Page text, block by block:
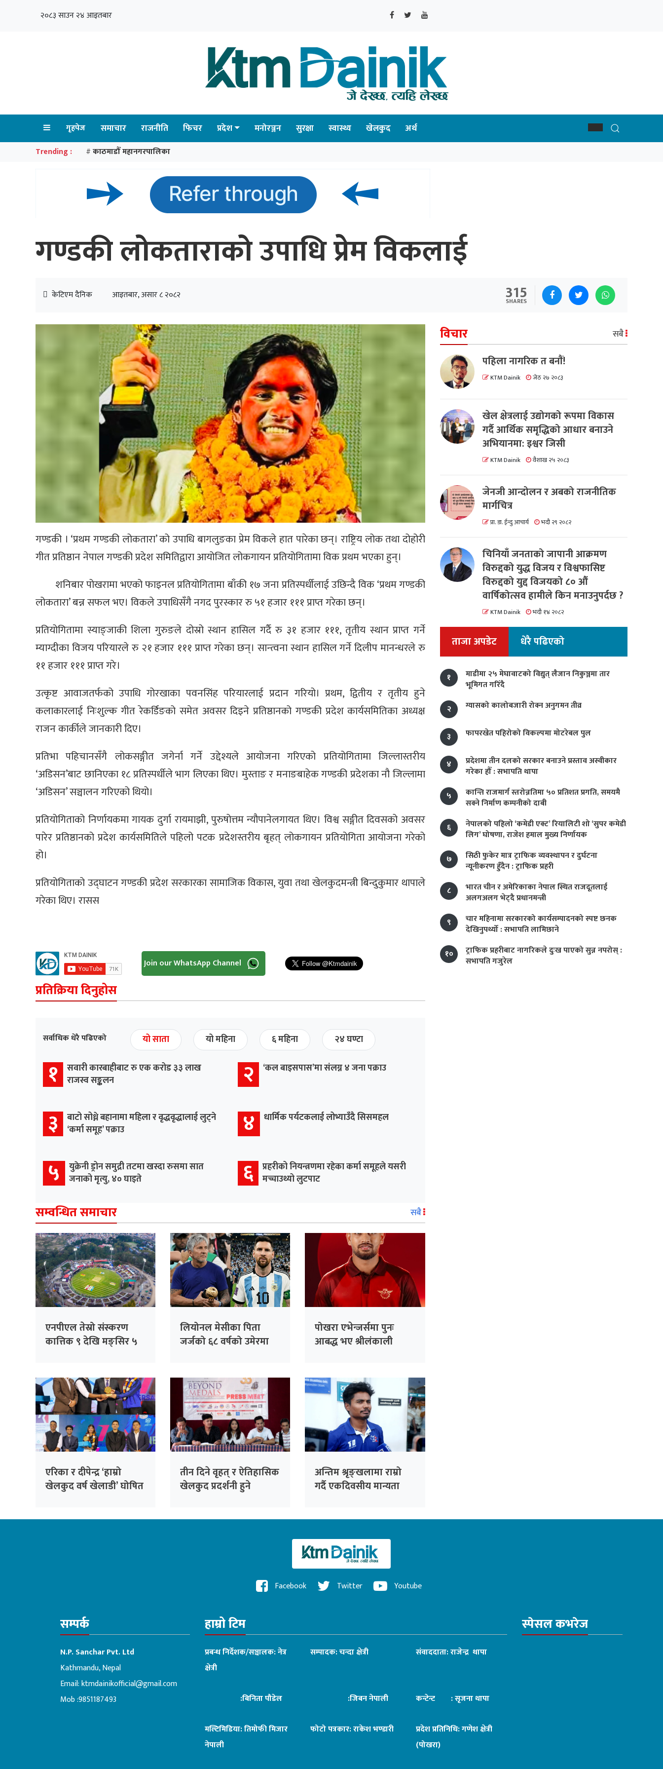
२०८३ साउन २४ आइतबार
गृहपेज समाचार राजनीति फिचर प्रदेश मनोरञ्जन सुरक्षा स्वास्थ्य खेलकुद अर्थ
Trending : # काठमाडौँ महानगरपालिका
गण्डकी लोकताराको उपाधि प्रेम विकलाई
केटिएम दैनिक आइतबार, असार ८ २०८२ 315
SHARES
गण्डकी । ‘प्रथम गण्डकी लोकतारा’ को उपाधि बागलुङका प्रेम विकले हात पारेका छन्। राष्ट्रिय लोक तथा दोहोरी
गीत प्रतिष्ठान नेपाल गण्डकी प्रदेश समितिद्वारा आयोजित लोकगायन प्रतियोगितामा विक प्रथम भएका हुन्।
शनिबार पोखरामा भएको फाइनल प्रतियोगितामा बाँकी १७ जना प्रतिस्पर्धीलाई उछिन्दै विक ‘प्रथम गण्डकी
लोकतारा’ बन्न सफल भए। विकले उपाधिसँगै नगद पुरस्कार रु ५१ हजार १११ प्राप्त गरेका छन्।
प्रतियोगितामा स्याङ्जाकी शिला गुरुङले दोस्रो स्थान हासिल गर्दै रु ३१ हजार १११, तृतीय स्थान प्राप्त गर्ने
म्याग्दीका विजय परियारले रु २१ हजार १११ प्राप्त गरेका छन्। सान्त्वना स्थान हासिल गर्ने दिलीप मानन्धरले रु
११ हजार १११ प्राप्त गरे।
उत्कृष्ट आवाजतर्फको उपाधि गोरखाका पवनसिंह परियारलाई प्रदान गरियो। प्रथम, द्वितीय र तृतीय हुने
कलाकारलाई निःशुल्क गीत रेकर्डिङको समेत अवसर दिइने प्रतिष्ठानको गण्डकी प्रदेश कार्यसमितिका अध्यक्ष
राजन कार्कीले जानकारी दिए।
प्रतिभा पहिचानसँगै लोकसङ्गीत जगेर्ना गर्ने उद्देश्यले आयोजना गरिएको प्रतियोगितामा जिल्लास्तरीय
‘अडिसन’बाट छानिएका १८ प्रतिस्पर्धीले भाग लिएका थिए। मुस्ताङ र मनाङबाहेक गण्डकी प्रदेशका नौ जिल्लामा
‘अडिसन’ सञ्चालन गरिएको थियो।
प्रतियोगिताको निर्णायकमा गायक दुर्गा रायमाझी, पुरुषोत्तम न्यौपानेलगायत थिए। विश्व सङ्गीत दिवसको अवसर
पारेर प्रतिष्ठानको प्रदेश कार्यसमितिले पहिलो पटक प्रदेशस्तरीय बृहत् लोकगायन प्रतियोगिता आयोजना गरेको
हो।
प्रतियोगिताको उद्घाटन गण्डकी प्रदेश सरकारका सामाजिक विकास, युवा तथा खेलकुदमन्त्री बिन्दुकुमार थापाले
गरेका थिए। रासस
Join our WhatsApp Channel
प्रतिक्रिया दिनुहोस
सर्वाधिक धेरै पढिएको यो साता यो महिना ६ महिना २४ घण्टा
१
सवारी कारबाहीबाट रु एक करोड ३३ लाख
राजस्व सङ्कलन
२ ‘कल बाइसपास’मा संलग्न ४ जना पक्राउ
३
बाटो सोध्ने बहानामा महिला र वृद्धवृद्धालाई लुट्ने
‘कर्मा समूह’ पक्राउ
४ धार्मिक पर्यटकलाई लोभ्याउँदै सिसमहल
५
युक्रेनी ड्रोन समुद्री तटमा खस्दा रुसमा सात
जनाको मृत्यु, ४० घाइते
६ प्रहरीको नियन्त्रणमा रहेका कर्मा समूहले यसरी
मच्चाउथ्यो लुटपाट
सम्वन्धित समाचार सबै
एनपीएल तेस्रो संस्करण
कात्तिक ९ देखि मङ्सिर ५
लियोनल मेसीका पिता
जर्जको ६८ वर्षको उमेरमा
पोखरा एभेन्जर्समा पुनः
आबद्ध भए श्रीलंकाली
एरिका र दीपेन्द्र ‘हाम्रो
खेलकुद वर्ष खेलाडी’ घोषित
तीन दिने वृहत् र ऐतिहासिक
खेलकुद प्रदर्शनी हुने
अन्तिम श्रृङ्खलामा राम्रो
गर्दै एकदिवसीय मान्यता
विचार सबै
पहिला नागरिक त बनाैं!
KTM Dainik जेठ २७ २०८३
खेल क्षेत्रलाई उद्योगको रूपमा विकास
गर्दै आर्थिक समृद्धिको आधार बनाउने
अभियानमा: इश्वर जिसी
KTM Dainik वैशाख २५ २०८३
जेनजी आन्दोलन र अबको राजनीतिक
मार्गचित्र
प्रा. डा. ईन्दु आचार्य भदौ २९ २०८२
चिनियाँ जनताको जापानी आक्रमण
विरुद्दको युद्ध विजय र विश्वफासिष्ट
विरुद्दको युद्द विजयको ८० औं
वार्षिकोत्सव हामीले किन मनाउनुपर्दछ ?
KTM Dainik भदौ १४ २०८२
ताजा अपडेट धेरै पढिएको
१
माडीमा २५ मेघावाटको विद्युत् लैजान निकुञ्जमा तार
भूमिगत गरिँदै
२
ग्यासको कालोबजारी रोक्न अनुगमन तीव्र
३ फापरखेत पहिरोको विकल्पमा मोटरेबल पुल
४
प्रदेशमा तीन दलको सरकार बनाउने प्रस्ताव अस्वीकार
गरेका हौँ : सभापति थापा
५
कान्ति राजमार्ग स्तरोन्नतिमा ५० प्रतिशत प्रगति, समयमै
सक्ने निर्माण कम्पनीको दाबी
६
नेपालको पहिलो ‘कमेडी एक्ट’ रियालिटी शो ‘सुपर कमेडी
लिग’ घोषणा, राजेश हमाल मुख्य निर्णायक
७
सिठी फुकेर मात्र ट्राफिक व्यवस्थापन र दुर्घटना
न्यूनीकरण हुँदैन : ट्राफिक प्रहरी
८
भारत चीन र अमेरिकाका नेपाल स्थित राजदूतलाई
अलगअलग भेट्दै प्रधानमन्त्री
९
चार महिनामा सरकारको कार्यसम्पादनको स्पष्ट छनक
देखिनुपर्थ्यो : सभापति लामिछाने
१०
ट्राफिक प्रहरीबाट नागरिकले दुःख पाएको सुन्न नपरोस् :
सभापति गजुरेल
Facebook Twitter Youtube
सम्पर्क
N.P. Sanchar Pvt. Ltd
Kathmandu, Nepal
Email:ktmdainikofficial@gmail.com
Mob :9851187493
हाम्रो टिम
प्रबन्ध निर्देशक/सञ्चालक: नेत्र
क्षेत्री
सम्पादक: चन्दा क्षेत्री संवाददाता: राजेन्द्र थापा
:बिनिता पौडेल :जिबन नेपाली कन्टेन्ट : सृजना थापा
मल्टिमिडिया: तिमोफी मिजार
नेपाली
फोटो पत्रकार: राकेश भण्डारी
प्रदेश प्रतिनिधि: गणेश क्षेत्री
(पोखरा)
स्पेसल कभरेज